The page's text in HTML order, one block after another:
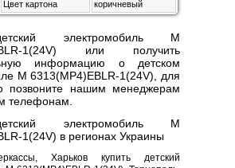
Цвет картона коричневый
электромобиль M
1(24V) или получить
информацию о детском
M 6313(MP4)EBLR-1(24V), для
позвоните нашим менеджерам
телефонам.
электромобиль M
1(24V) в регионах Украины
Харьков купить детский